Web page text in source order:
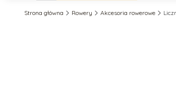
Strona główna Rowery Akcesoria rowerowe